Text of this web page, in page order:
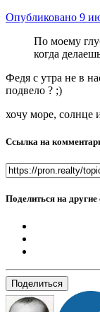
Опубликовано 9
По моему
когда
Федя с утра не в
подвело ? ;)
хочу море, солнце
Ссылка на
Поделиться на
Поделиться